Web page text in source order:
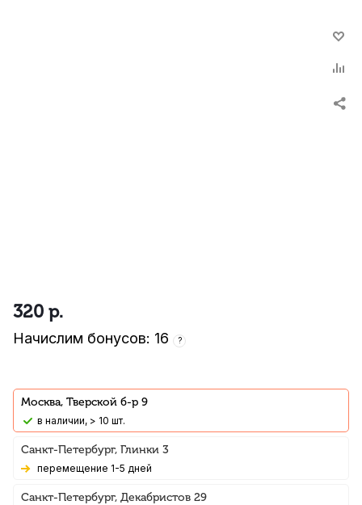
320 р.
Начислим бонусов: 16 ?
Москва, Тверской б-р 9
В наличии, > 10 шт.
Санкт-Петербург, Глинки 3
Перемещение 1-5 дней
Санкт-Петербург, Декабристов 29